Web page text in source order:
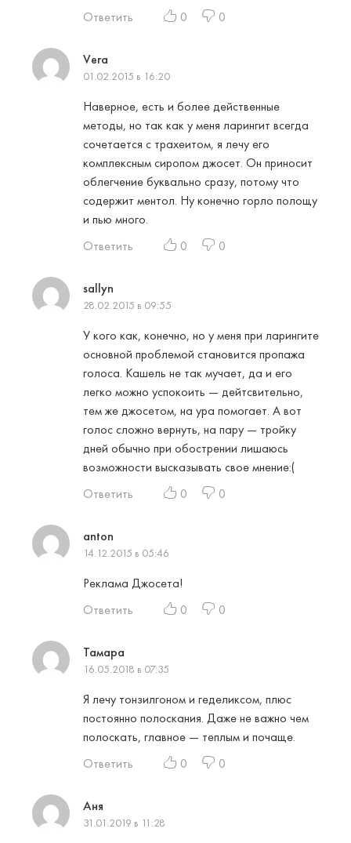
Ответить 0 0
Vera
01.02.2015 в 16:20
Наверное, есть и более действенные
методы, но так как у меня ларингит всегда
сочетается с трахеитом, я лечу его
комплексным сиропом джосет. Он приносит
облегчение буквально сразу, потому что
содержит ментол. Ну конечно горло полощу
и пью много.
Ответить
0 0
sallyn
28.02.2015 в 09:55
У кого как, конечно, но у меня при ларингите
основной проблемой становится пропажа
голоса. Кашель не так мучает, да и его
легко можно успокоить — дейтсвительно,
тем же джосетом, на ура помогает. А вот
голос сложно вернуть, на пару — тройку
дней обычно при обострении лишаюсь
возможности высказывать свое мнение:(
Ответить
0 0
anton
14.12.2015 в 05:46
Реклама Джосета!
Ответить
0 0
Тамара
16.05.2018 в 07:35
Я лечу тонзилгоном и геделиксом, плюс
постоянно полоскания. Даже не важно чем
полоскать, главное — теплым и почаще.
Ответить
0 0
Аня
31.01.2019 в 11:28